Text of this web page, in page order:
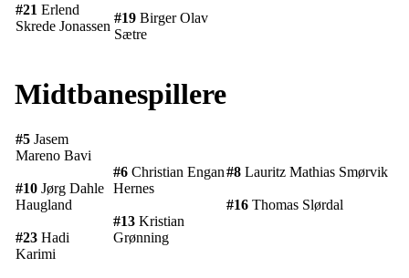
#21 Erlend
Skrede Jonassen
#19 Birger Olav
Sætre
Midtbanespillere
#5 Jasem
Mareno Bavi
#10 Jørg Dahle
Haugland
#23 Hadi
Karimi
#6 Christian Engan
Hernes
#13 Kristian
Grønning
#8 Lauritz Mathias Smørvik
#16 Thomas Slørdal